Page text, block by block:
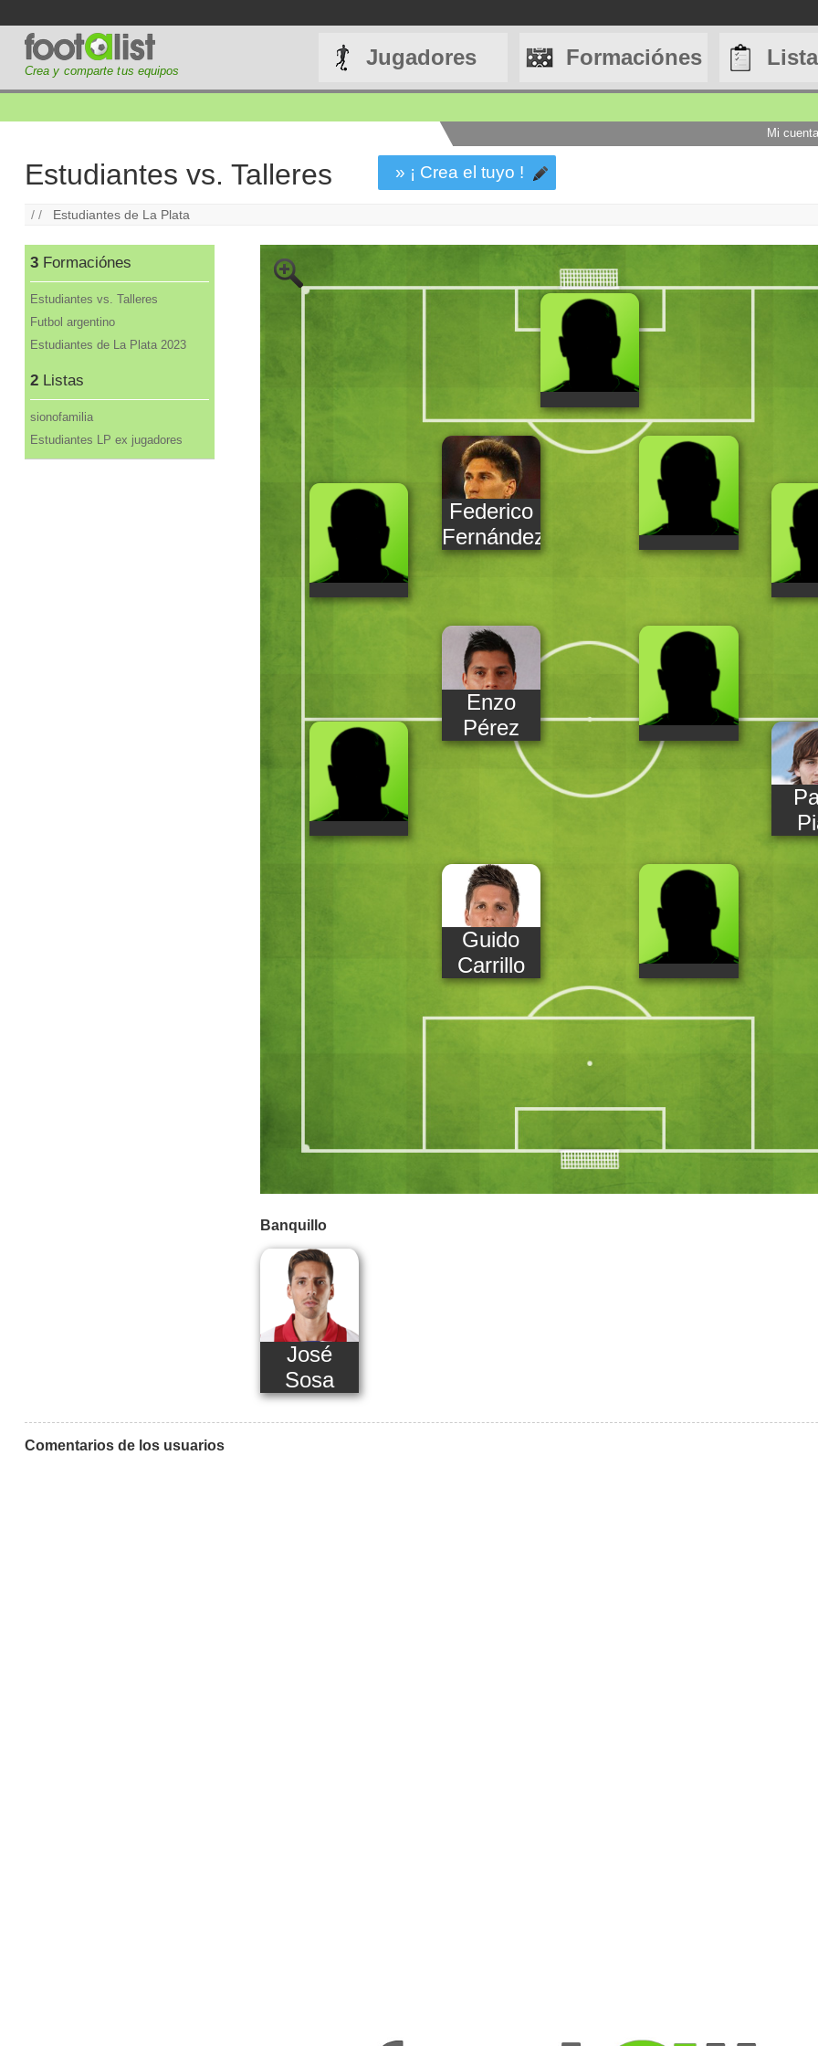
Crea y comparte tus equipos
Jugadores Formaciónes
Mi
Estudiantes vs. Talleres » ¡ Crea el tuyo !
/ / Estudiantes de La Plata
3 Formaciónes
Estudiantes vs. Talleres
Futbol argentino
Estudiantes de La Plata 2023
2 Listas
sionofamilia
Estudiantes LP ex jugadores
Federico
Fernández
Enzo
Pérez
Guido
Carrillo
Banquillo
José
Sosa
Comentarios de los usuarios